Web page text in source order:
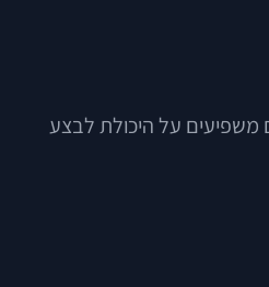
משפיעים על היכולת לבצע